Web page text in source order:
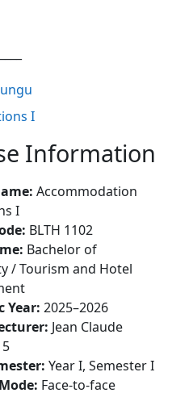
I
Information
Accommodation
I
BLTH 1102
Bachelor of
/ Tourism and Hotel
Year: 2025–2026
Jean Claude
Year I, Semester I
Face-to-face